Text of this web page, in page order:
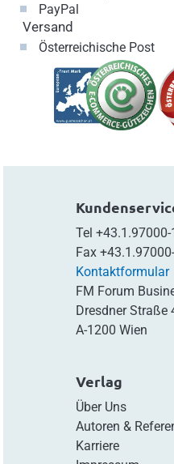
PayPal
Versand
Österreichische Post
Tel +43.1.97000-
Fax
Kontaktformular
FM Forum
Dresdner Straße
A-1200 Wien
Verlag
Über Uns
Autoren &
Karriere